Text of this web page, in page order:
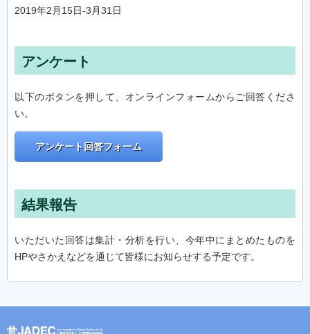
2019年2月15日-3月31日
アンケート
以下のボタンを押して、オンラインフォームからご回答くださ
い。
アンケート回答フォーム
結果報告
いただいた回答は集計・分析を行い、今年中にまとめたものを
HPやさかえなどを通じて皆様にお知らせする予定です。